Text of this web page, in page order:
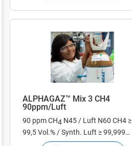
ALPHAGAZ™ Mix 3 CH4
90ppm/Luft
90 ppm CH4 N45 / Luft N60 CH4 ≥
99,5 Vol.% / Synth. Luft ≥ 99,999